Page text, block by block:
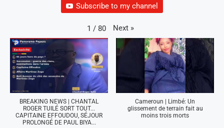
Subscribe to my channel
1 / 80 Next »
BREAKING NEWS | CHANTAL
ROGER TUILÉ SORT TOUT...
CAPITAINE EFFOUDOU, SÉJOUR
PROLONGÉ DE PAUL BIYA...
Cameroun | Limbé: Un
glissement de terrain fait au
moins trois morts